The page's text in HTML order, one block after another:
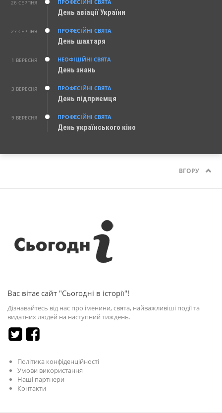
26 СЕРПНЯ ПРОФЕСІЙНІ СВЯТА
День авіації України
27 СЕРПНЯ ПРОФЕСІЙНІ СВЯТА
День шахтаря
1 ВЕРЕСНЯ НЕОФІЦІЙНІ СВЯТА
День знань
3 ВЕРЕСНЯ ПРОФЕСІЙНІ СВЯТА
День підприємця
9 ВЕРЕСНЯ ПРОФЕСІЙНІ СВЯТА
День українського кіно
ВГОРУ
Вас вітає сайт "Сьогодні в історії"!
Дізнавайтесь від нас про іменини, свята, найважливіші події та
видатних людей на наступний тиждень.
Політика конфіденційності
Умови використання
Наші партнери
Контакти